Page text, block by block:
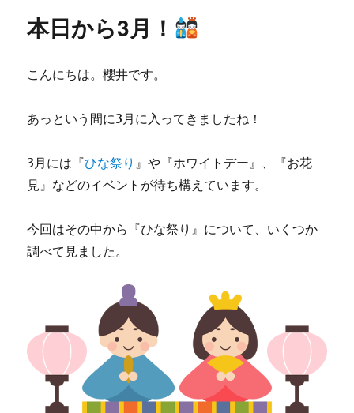
ー
で
本日から3月！
こんにちは。櫻井です。
あっという間に3月に入ってきましたね！
3月には『ひな祭り 』や『ホワイトデー』、『お花
見』などのイベントが待ち構えています。
今回はその中から『ひな祭り』について、いくつか
調べて見ました。